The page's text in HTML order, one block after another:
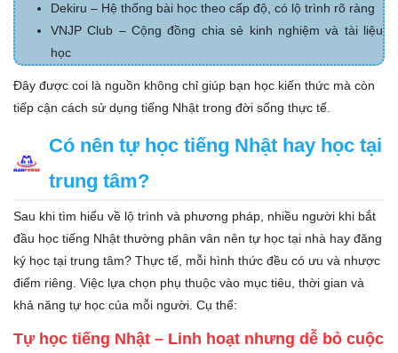
Dekiru – Hệ thống bài học theo cấp độ, có lộ trình rõ ràng
VNJP Club – Cộng đồng chia sẻ kinh nghiệm và tài liệu
học
Đây được coi là nguồn không chỉ giúp bạn học kiến thức mà còn
tiếp cận cách sử dụng tiếng Nhật trong đời sống thực tế.
Có nên tự học tiếng Nhật hay học tại
trung tâm?
Sau khi tìm hiểu về lộ trình và phương pháp, nhiều người khi bắt
đầu học tiếng Nhật thường phân vân nên tự học tại nhà hay đăng
ký học tại trung tâm? Thực tế, mỗi hình thức đều có ưu và nhược
điểm riêng. Việc lựa chọn phụ thuộc vào mục tiêu, thời gian và
khả năng tự học của mỗi người. Cụ thể:
Tự học tiếng Nhật – Linh hoạt nhưng dễ bỏ cuộc